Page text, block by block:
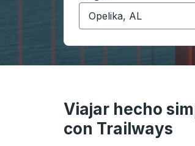
Comience a escribir la
Viajar hecho
con Trailways